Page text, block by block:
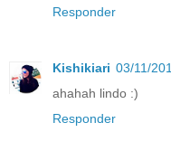
Responder
Kishikiari 03/11/
ahahah lindo :)
Responder